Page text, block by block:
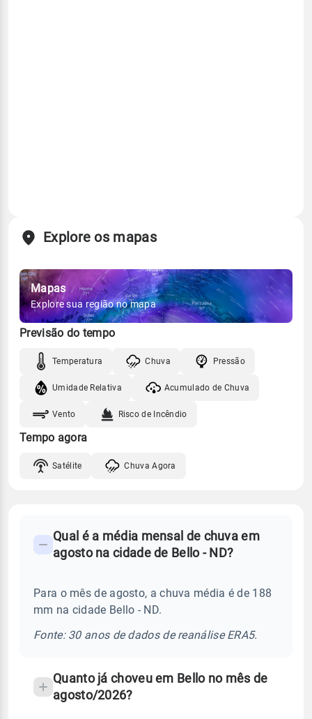
Explore os mapas
Mapas
Explore sua região no mapa
Previsão do tempo
Temperatura Chuva Pressão
Umidade Relativa Acumulado de Chuva
Vento Risco de Incêndio
Tempo agora
Satélite Chuva Agora
Perguntas
sobre
chuva
Qual é a média mensal de chuva em
agosto na cidade de Bello - ND?
Para o mês de agosto, a chuva média é de 188
mm na cidade Bello - ND.
Fonte: 30 anos de dados de reanálise ERA5.
Quanto já choveu em Bello no mês de
agosto/2026?